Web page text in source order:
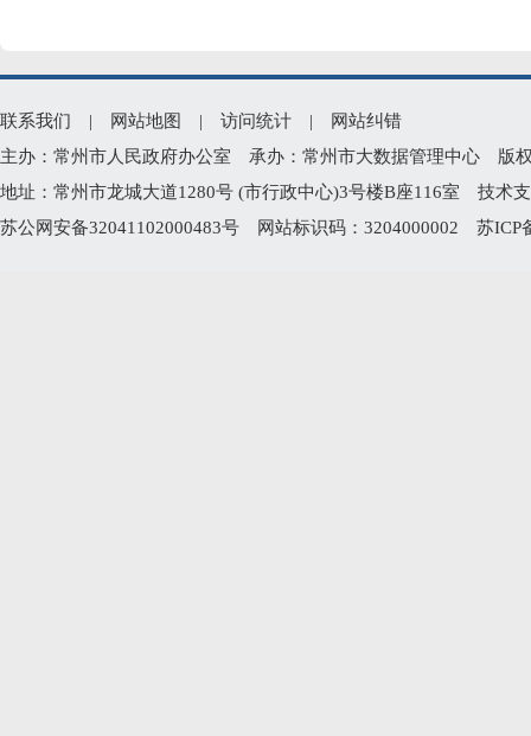
联系我们 | 网站地图 | 访问统计 |
网站纠错
主办：常州市人民政府办公室 承办：常州市大数据管理中心 版
地址：常州市龙城大道1280号 (市行政中心)3号楼B座116室 技术
苏公网安备32041102000483号 网站标识码：3204000002 苏ICP